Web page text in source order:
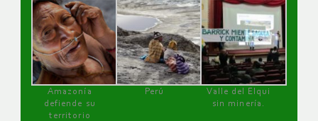
Amazonía
defiende su
territorio
Perú
Valle del Elqui
sin minería.